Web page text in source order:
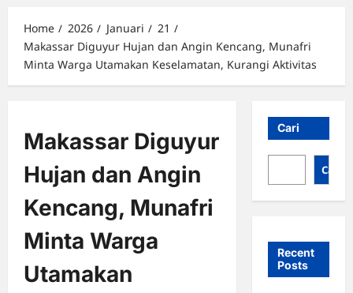
Home 2026 Januari
21
Makassar Diguyur Hujan dan Angin Kencang, Munafri
Minta Warga Utamakan Keselamatan, Kurangi Aktivitas
Makassar Diguyur
Hujan dan Angin
Kencang, Munafri
Minta Warga
Utamakan
Cari
Cari
Recent
Posts